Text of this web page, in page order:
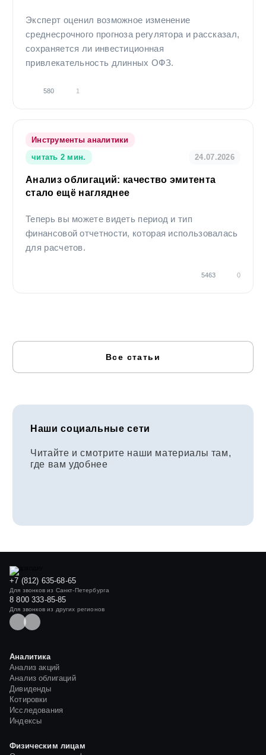
Эксперт оценил возможное изменение
среднесрочного прогноза регулятора и рассказал,
сохраняется ли инвестиционная
привлекательность длинных ОФЗ.
580 1
Инструменты аналитики
читать 2 мин.
24.07.2026
Анализ облигаций: качество эмитента
стало ещё нагляднее
Теперь вы можете видеть период и тип
финансовой отчетности, которая использовалась
для расчетов.
5463 0
Все статьи
Наши социальные сети
Читайте и смотрите наши материалы там,
где вам удобнее
+7 (812) 635-68-65
Для звонков из Санкт-Петербурга
8 800 333-85-85
Для звонков из других регионов
Аналитика
Анализ акций
Анализ облигаций
Дивиденды
Котировки
Исследования
Индексы
Физическим лицам